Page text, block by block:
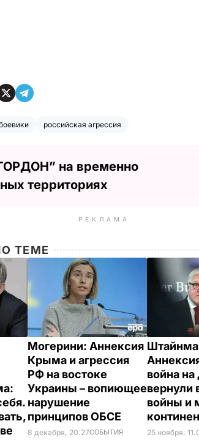
российская агрессия
на временно
территориях
РЕКЛАМА
ТЕМЕ
Могерини: Аннексия
Крыма и агрессия
РФ на востоке
Украины – вопиющее
нарушение
принципов ОБСЕ
8 декабря, 20.27СОБЫТИЯ
война
вернули
войны и
25 ноября,